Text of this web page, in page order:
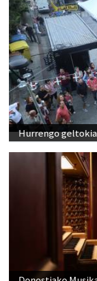
Hurrengo